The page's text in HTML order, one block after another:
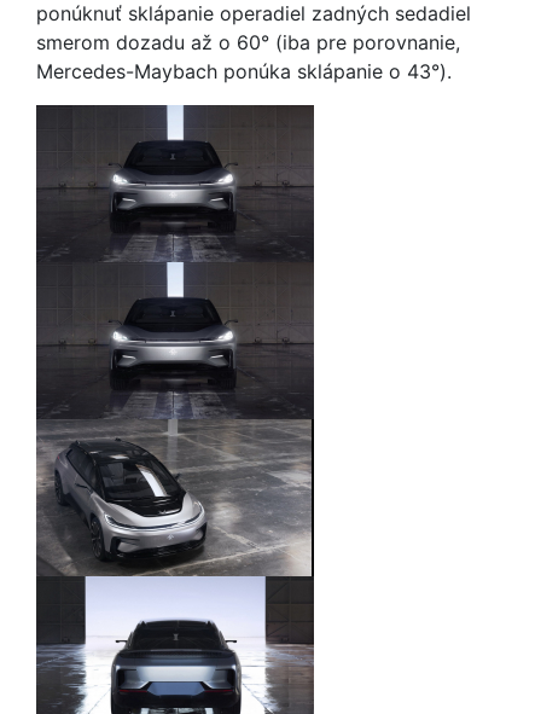
ponúknuť sklápanie operadiel zadných sedadiel
smerom dozadu až o 60° (iba pre porovnanie,
Mercedes-Maybach ponúka sklápanie o 43°).